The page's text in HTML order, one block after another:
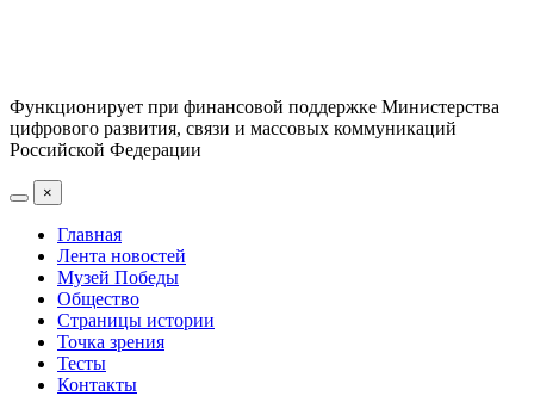
Функционирует при финансовой поддержке Министерства
цифрового развития, связи и массовых коммуникаций
Российской Федерации
×
Главная
Лента новостей
Музей Победы
Общество
Страницы истории
Точка зрения
Тесты
Контакты